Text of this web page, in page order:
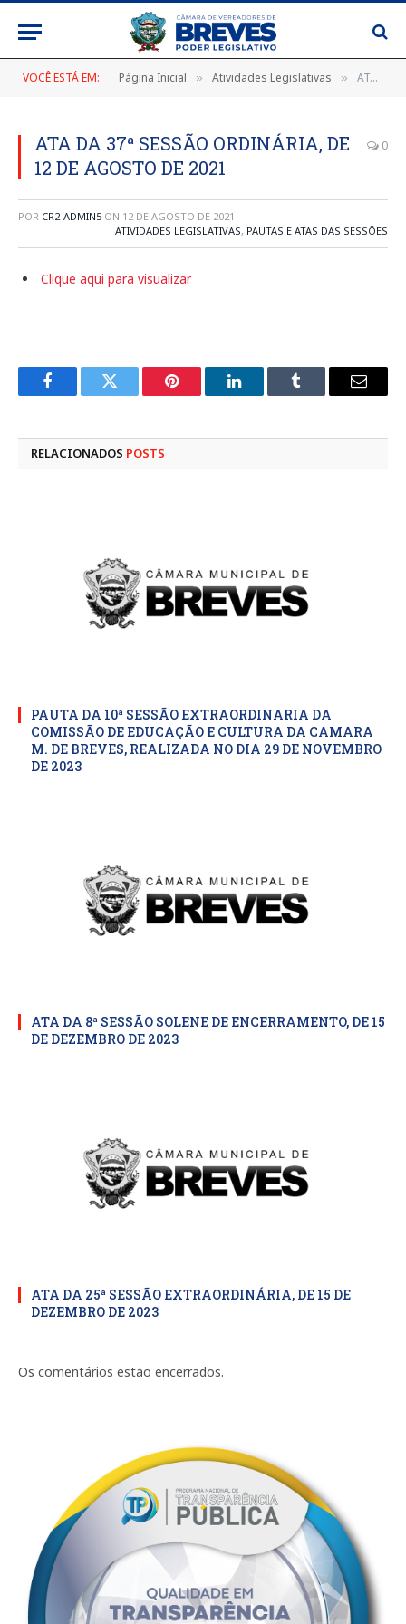
VOCÊ ESTÁ EM: Página Inicial » Atividades Legislativas » ATA DA 37ª SESSÃO ORDINÁRIA, DE 12 DE AGOSTO DE 2021
ATA DA 37ª SESSÃO ORDINÁRIA, DE
12 DE AGOSTO DE 2021
0
POR CR2-ADMIN5 ON 12 DE AGOSTO DE 2021
ATIVIDADES LEGISLATIVAS, PAUTAS E ATAS DAS SESSÕES
Clique aqui para visualizar
FacebookTwitter Pinterest LinkedInTumblr
E-
RELACIONADOS POSTS
PAUTA DA 10ª SESSÃO EXTRAORDINARIA DA
COMISSÃO DE EDUCAÇÃO E CULTURA DA CAMARA
M. DE BREVES, REALIZADA NO DIA 29 DE NOVEMBRO
DE 2023
ATA DA 8ª SESSÃO SOLENE DE ENCERRAMENTO, DE 15
DE DEZEMBRO DE 2023
ATA DA 25ª SESSÃO EXTRAORDINÁRIA, DE 15 DE
DEZEMBRO DE 2023
Os comentários estão encerrados.